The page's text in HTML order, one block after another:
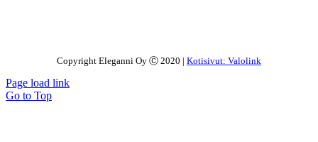
Copyright Eleganni Oy Ⓒ 2020 | Kotisivut: Valolink
Page load link
Go to Top